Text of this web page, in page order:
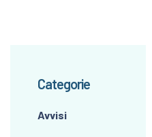
Categorie
Avvisi